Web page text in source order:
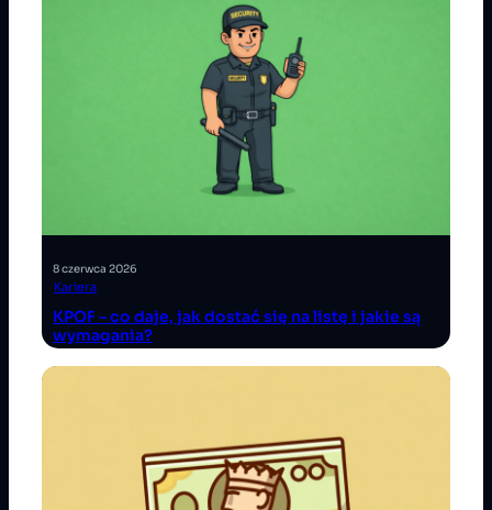
8 czerwca 2026
Kariera
KPOF – co daje, jak dostać się na listę i jakie są
wymagania?